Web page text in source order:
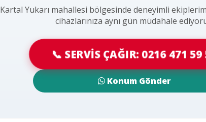
Kartal Yukarı mahallesi bölgesinde deneyimli
cihazlarınıza aynı gün müdahale
📞 SERVİS ÇAĞIR: 0216 471 59
Konum Gönder